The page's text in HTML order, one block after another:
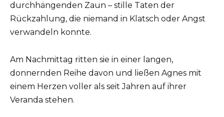
durchhängenden Zaun – stille Taten der
Rückzahlung, die niemand in Klatsch oder Angst
verwandeln konnte.
Am Nachmittag ritten sie in einer langen,
donnernden Reihe davon und ließen Agnes mit
einem Herzen voller als seit Jahren auf ihrer
Veranda stehen.